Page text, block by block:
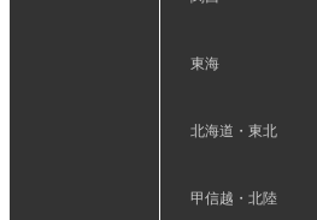
東海
北海道・東北
甲信越・北陸